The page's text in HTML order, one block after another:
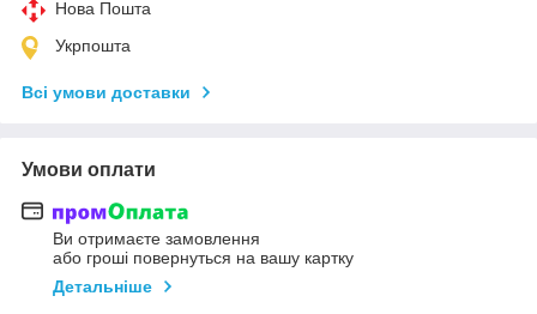
Нова Пошта
Укрпошта
Всі умови доставки
Умови оплати
Ви отримаєте замовлення
або гроші повернуться на вашу картку
Детальніше